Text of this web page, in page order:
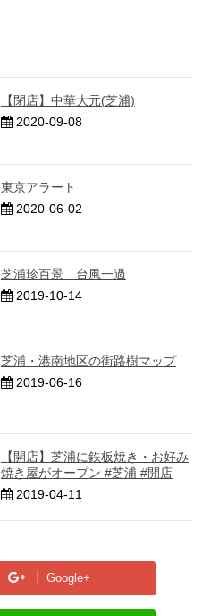
【閉店】中華大元(芝浦)
2020-09-08
東京アラート
2020-06-02
芝浦珍百景 台風一過
2019-10-14
芝浦・港南地区の街路樹マップ
2019-06-16
【開店】芝浦に鉄板焼き・お好み
焼き屋がオープン #芝浦 #開店
2019-04-11
Google+